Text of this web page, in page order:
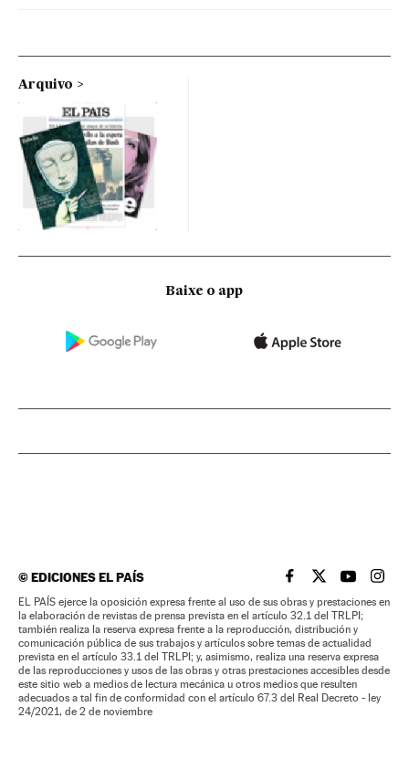
Arquivo
Baixe o app
©EDICIONES EL PAÍS EL PAÍS BRASIL EN
EL PAÍSEL PAÍS
EL
EL PAÍS ejerce la oposición expresa frente al uso de sus obras y prestaciones en
la elaboración de revistas de prensa prevista en el artículo 32.1 del TRLPI;
también realiza la reserva expresa frente a la reproducción, distribución y
comunicación pública de sus trabajos y artículos sobre temas de actualidad
prevista en el artículo 33.1 del TRLPI; y, asimismo, realiza una reserva expresa
de las reproducciones y usos de las obras y otras prestaciones accesibles desde
este sitio web a medios de lectura mecánica u otros medios que resulten
adecuados a tal fin de conformidad con el artículo 67.3 del Real Decreto - ley
24/2021, de 2 de noviembre